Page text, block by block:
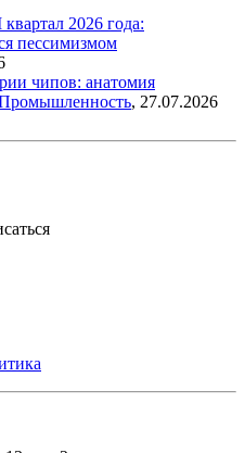
2026 года:
пессимизмом
чипов: анатомия
, 27.07.2026